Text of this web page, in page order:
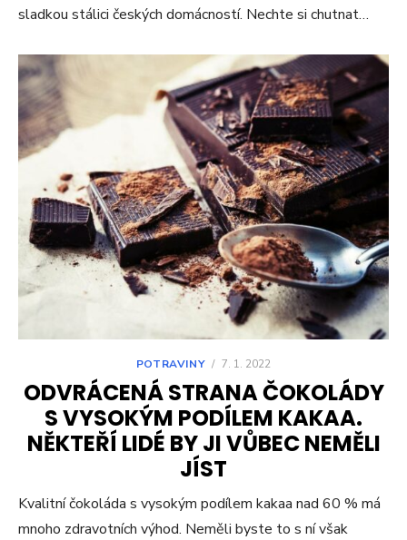
sladkou stálici českých domácností. Nechte si chutnat…
POTRAVINY / 7. 1. 2022
ODVRÁCENÁ STRANA ČOKOLÁDY
S VYSOKÝM PODÍLEM KAKAA.
NĚKTEŘÍ LIDÉ BY JI VŮBEC NEMĚLI
JÍST
Kvalitní čokoláda s vysokým podílem kakaa nad 60 % má
mnoho zdravotních výhod. Neměli byste to s ní však